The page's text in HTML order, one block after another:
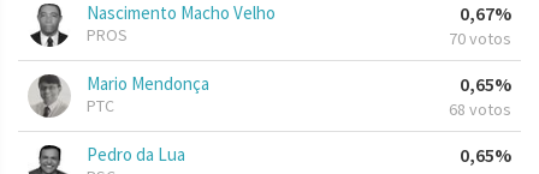
Nascimento Macho Velho
PROS
0,67%
70 votos
Mario Mendonça
PTC
0,65%
68 votos
Pedro da Lua 0,65%